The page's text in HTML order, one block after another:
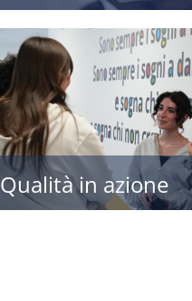
Qualità in azione